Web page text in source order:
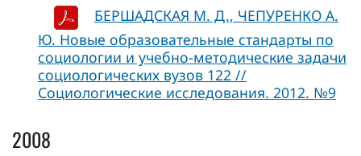
БЕРШАДСКАЯ М. Д., ЧЕПУРЕНКО А.
Ю. Новые образовательные стандарты по
социологии и учебно-методические задачи
социологических вузов 122 //
Социологические исследования. 2012. №9
2008